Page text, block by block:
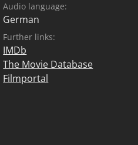
Audio language:
German
Further links:
IMDb
The Movie Database
Filmportal